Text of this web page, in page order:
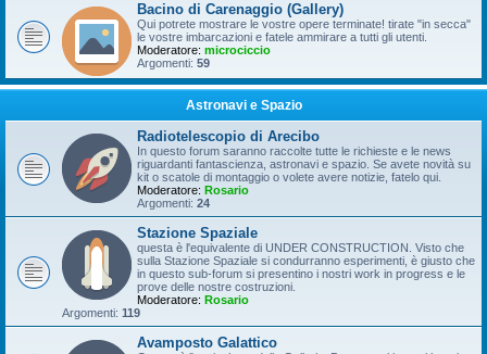
Bacino di Carenaggio (Gallery)
Qui potrete mostrare le vostre opere terminate! tirate "in secca"
le vostre imbarcazioni e fatele ammirare a tutti gli utenti.
Moderatore: microciccio
Argomenti: 59
Astronavi e Spazio
Radiotelescopio di Arecibo
In questo forum saranno raccolte tutte le richieste e le news
riguardanti fantascienza, astronavi e spazio. Se avete novità su
kit o scatole di montaggio o volete avere notizie, fatelo qui.
Moderatore: Rosario
Argomenti: 24
Stazione Spaziale
questa è l'equivalente di UNDER CONSTRUCTION. Visto che
sulla Stazione Spaziale si condurranno esperimenti, è giusto che
in questo sub-forum si presentino i nostri work in progress e le
prove delle nostre costruzioni.
Moderatore: Rosario
Argomenti: 119
Avamposto Galattico